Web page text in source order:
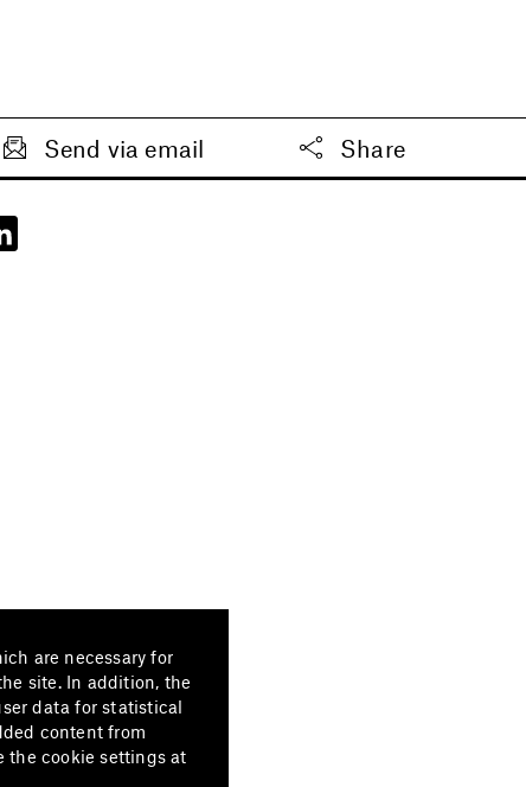
Send via email Share
are necessary for
site. In addition, the
data for statistical
content from
the cookie settings at